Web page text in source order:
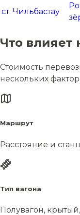
ст. Чильбастау
Что влияет
Стоимость
нескольких
Маршрут
Расстояние и
Тип вагона
Полувагон,